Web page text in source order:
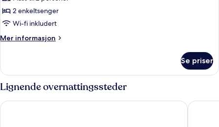
–
superior,
enkeltsenger
2 enkeltsenger
Wi-fi inkludert
Mer informasjon
Mer
–
superior,
2
enkeltsenger
Se priser
Lignende overnattingssteder
Carlton City Hotel Singapore YOTEL